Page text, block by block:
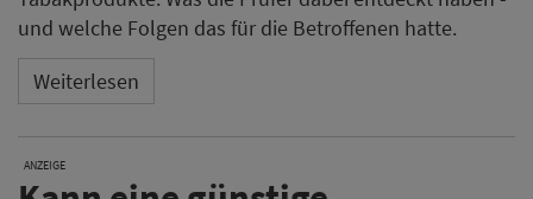
und welche Folgen das für die Betroffenen hatte.
Weiterlesen
ANZEIGE